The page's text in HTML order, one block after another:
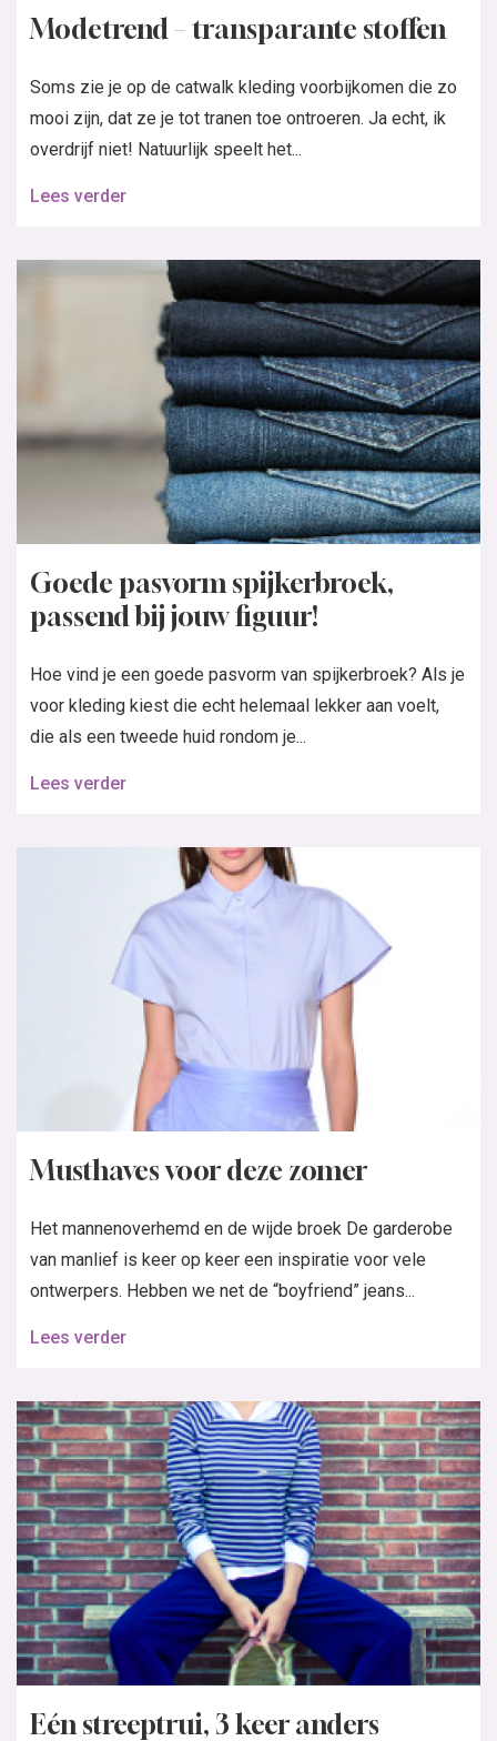
Modetrend – transparante stoffen
Soms zie je op de catwalk kleding voorbijkomen die zo
mooi zijn, dat ze je tot tranen toe ontroeren. Ja echt, ik
overdrijf niet! Natuurlijk speelt het...
Lees verder
Goede pasvorm spijkerbroek,
passend bij jouw figuur!
Hoe vind je een goede pasvorm van spijkerbroek? Als je
voor kleding kiest die echt helemaal lekker aan voelt,
die als een tweede huid rondom je...
Lees verder
Musthaves voor deze zomer
Het mannenoverhemd en de wijde broek De garderobe
van manlief is keer op keer een inspiratie voor vele
ontwerpers. Hebben we net de “boyfriend” jeans...
Lees verder
Eén streeptrui, 3 keer anders